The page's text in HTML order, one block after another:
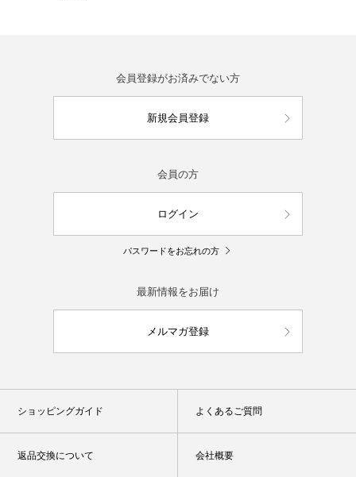
会員登録がお済みでない方
新規会員登録
会員の方
ログイン
パスワードをお忘れの方
最新情報をお届け
メルマガ登録
ショッピングガイド よくあるご質問
返品交換について 会社概要